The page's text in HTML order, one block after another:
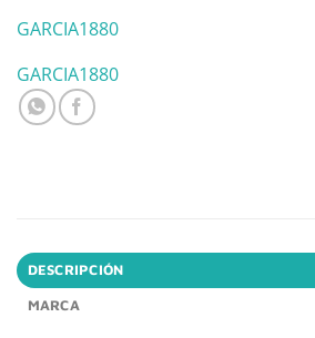
GARCIA1880
GARCIA1880
DESCRIPCIÓN
MARCA